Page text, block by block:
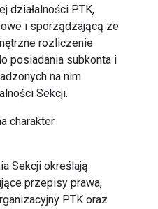
działalności PTK,
i sporządzającą ze
rozliczenie
posiadania subkonta i
na nim
Sekcji.
charakter
Sekcji określają
przepisy prawa,
PTK oraz